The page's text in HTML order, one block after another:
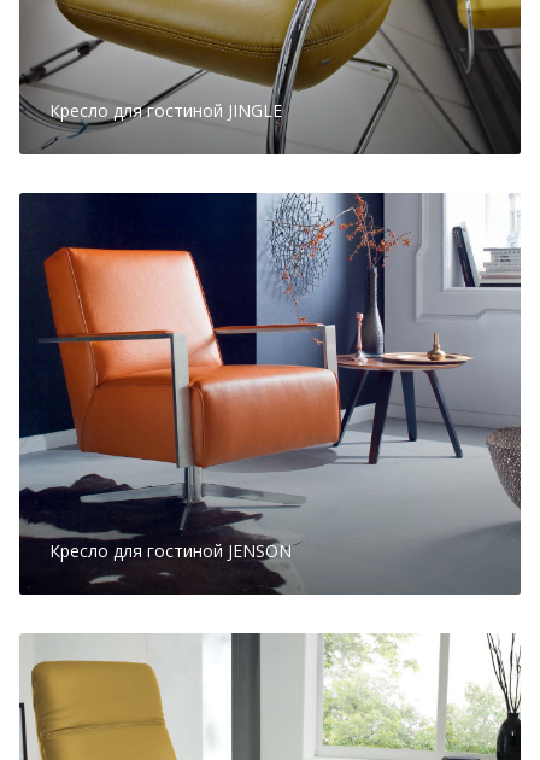
Кресло для гостиной JINGLE
Кресло для гостиной JENSON